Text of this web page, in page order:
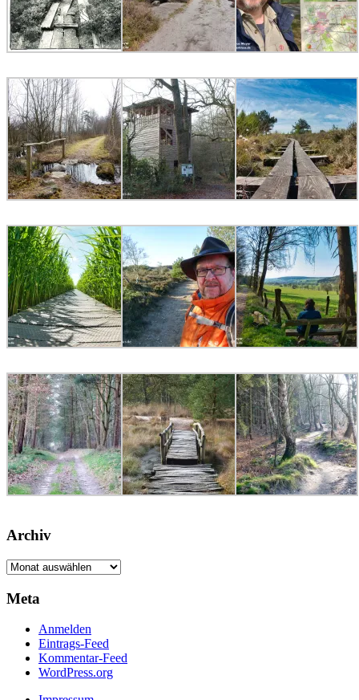
Archiv
Archiv
Meta
Anmelden
Eintrags-Feed
Kommentar-Feed
WordPress.org